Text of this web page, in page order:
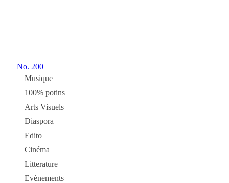
No. 200
Musique
100% potins
Arts Visuels
Diaspora
Edito
Cinéma
Litterature
Evènements